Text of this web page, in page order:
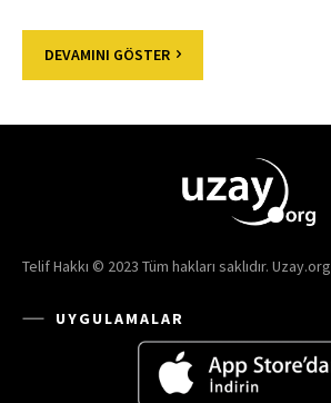
DEVAMINI GÖSTER
Telif Hakkı © 2023 Tüm hakları saklıdır. Uzay.org
UYGULAMALAR